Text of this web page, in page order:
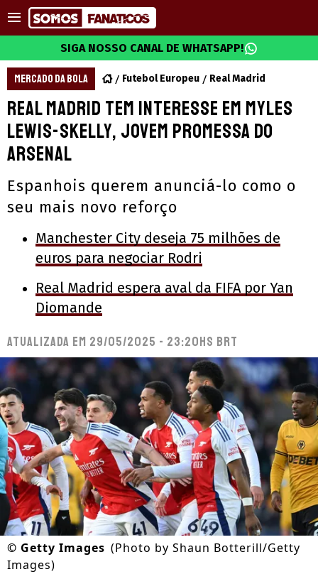
SIGA NOSSO CANAL DE WHATSAPP!
MERCADO DA BOLA Futebol Europeu Real Madrid
Real Madrid tem interesse em Myles
Lewis-Skelly, jovem promessa do
Arsenal
Espanhois querem anunciá-lo como o
seu mais novo reforço
Manchester City deseja 75 milhões de
euros para negociar Rodri
Real Madrid espera aval da FIFA por Yan
Diomande
Atualizada em 29/05/2025 - 23:20hs BRT
© Getty Images (Photo by Shaun Botterill/Getty
Images)